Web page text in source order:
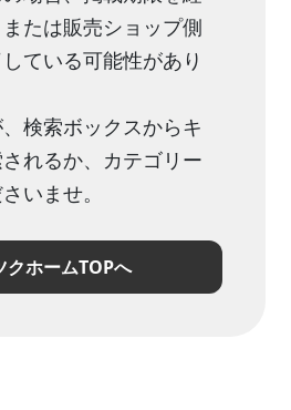
たは販売ショップ側
ている可能性があり
検索ボックスからキ
れるか、カテゴリー
いませ。
クホームTOPへ